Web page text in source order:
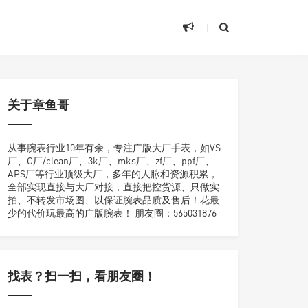
关于章鱼哥
从事腕表行业10年有余，专注广版大厂手表，如VS
厂、C厂/clean厂、3k厂、mks厂、zf厂、ppf厂、
APS厂等行业顶级大厂，多年的人脉和资源积累，
全部实现直接与大厂对接，直接把控货源、只做实
拍、不转发市场图、以保证腕表品质及售后！花最
少的代价玩最高的广版腕表！ 朋友圈：565031876
找表？扫一扫，看朋友圈！